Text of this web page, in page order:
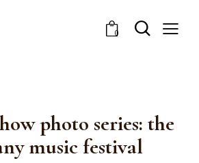
0
photo series: the
music festival